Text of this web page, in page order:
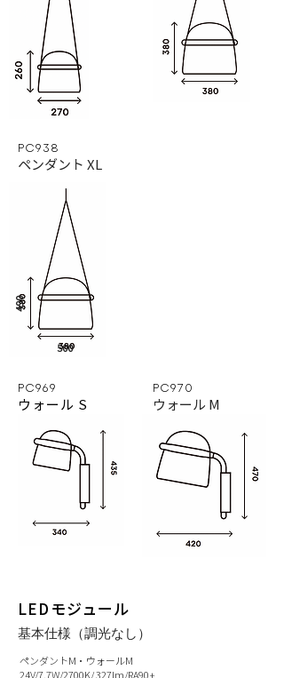
PC938
ペンダント XL
490
500
PC969
ウォール S
PC970
ウォール M
LEDモジュール
基本仕様（調光なし）
ペンダントM・ ウォールM
24V/7.7W/2700K/ 327lm/RA90+